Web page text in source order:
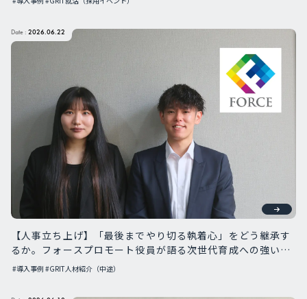
Date : 2026.06.22
【人事立ち上げ】「最後までやり切る執着心」をどう継承す
るか。フォースプロモート役員が語る次世代育成への強い想
い
#導入事例 #GRIT人材紹介（中途）